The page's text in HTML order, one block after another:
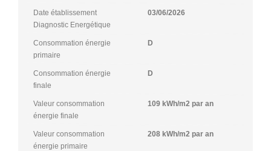
Date établissement
Diagnostic Energétique
03/06/2026
Consommation énergie
primaire
D
Consommation énergie
finale
D
Valeur consommation
énergie finale
109 kWh/m2 par an
Valeur consommation
énergie primaire
208 kWh/m2 par an